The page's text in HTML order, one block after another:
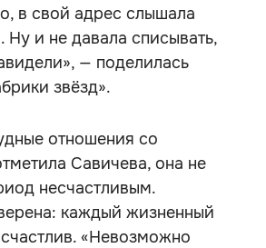
в свой адрес слышала
Ну и не давала списывать,
— поделилась
звёзд».
отношения со
Савичева, она не
несчастливым.
каждый жизненный
«Невозможно